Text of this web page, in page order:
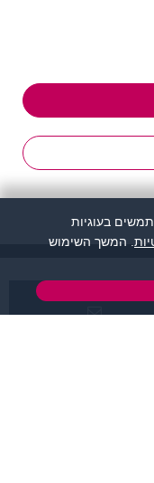
בעוגיות
. המשך השימוש